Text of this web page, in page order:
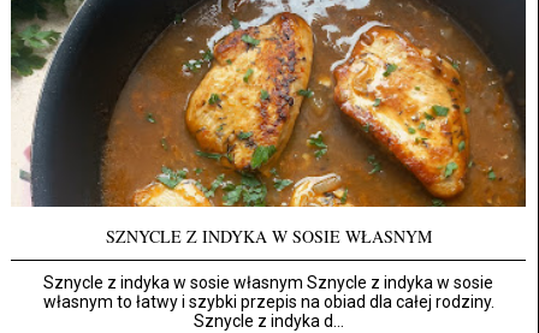
SZNYCLE Z INDYKA W SOSIE WŁASNYM
Sznycle z indyka w sosie własnym Sznycle z indyka w sosie
własnym to łatwy i szybki przepis na obiad dla całej rodziny.
Sznycle z indyka d...